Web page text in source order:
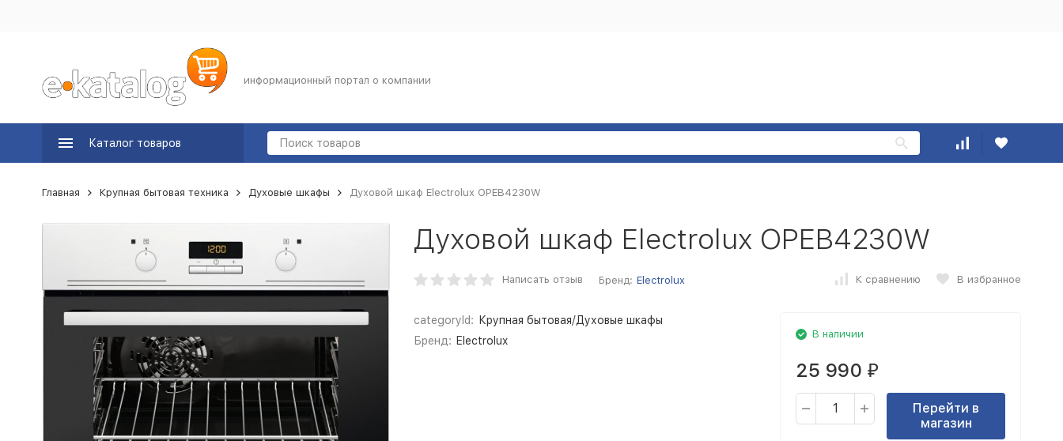
информационный портал о компании
Каталог товаров
Главная Крупная бытовая техника Духовые шкафы Духовой шкаф Electrolux OPEB4230W
Духовой шкаф Electrolux OPEB4230W
Написать отзыв Бренд: Electrolux К сравнению В избранное
categoryId:
Крупная бытовая/Духовые шкафы
Бренд: Electrolux
В наличии
25 990 ₽
Перейти в
магазин